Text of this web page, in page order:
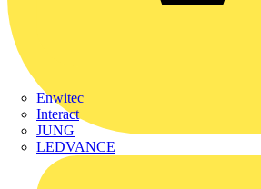
Enwitec
Interact
JUNG
LEDVANCE